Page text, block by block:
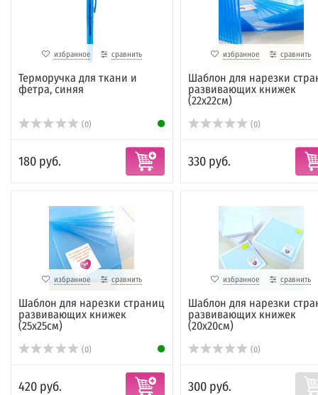
избранное сравнить
Терморучка для ткани и
фетра, синяя
(0)
180 руб.
избранное сравнить
Шаблон для нарезки
развивающих книжек
(22х22см)
(0)
330 руб.
избранное сравнить
Шаблон для нарезки страниц
развивающих книжек
(25х25см)
(0)
420 руб.
избранное сравнить
Шаблон для нарезки
развивающих книжек
(20х20см)
(0)
300 руб.